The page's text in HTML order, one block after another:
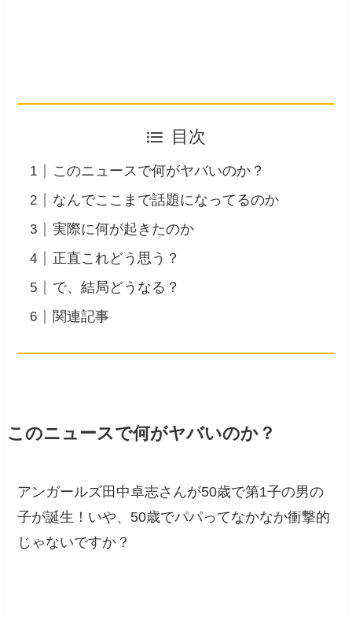
目次
このニュースで何がヤバいのか？
なんでここまで話題になってるのか
実際に何が起きたのか
正直これどう思う？
で、結局どうなる？
関連記事
このニュースで何がヤバいのか？
アンガールズ田中卓志さんが50歳で第1子の男の
子が誕生！いや、50歳でパパってなかなか衝撃的
じゃないですか？